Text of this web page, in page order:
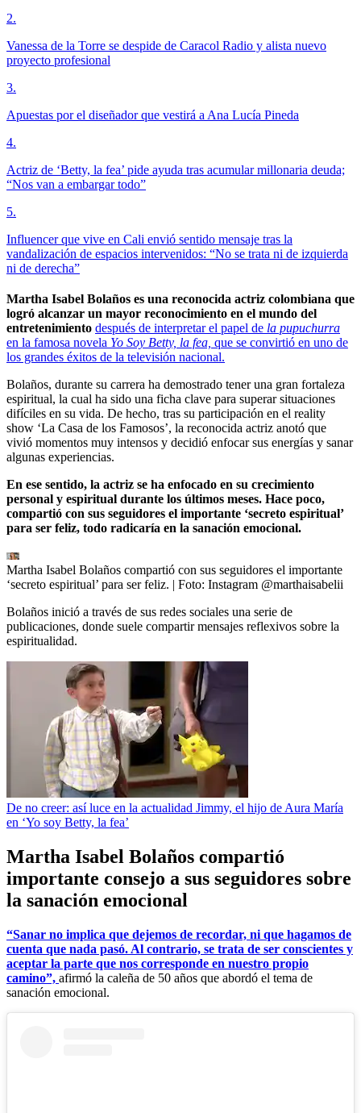
2.
Vanessa de la Torre se despide de Caracol Radio y alista nuevo
proyecto profesional
3.
Apuestas por el diseñador que vestirá a Ana Lucía Pineda
4.
Actriz de ‘Betty, la fea’ pide ayuda tras acumular millonaria deuda;
“Nos van a embargar todo”
5.
Influencer que vive en Cali envió sentido mensaje tras la
vandalización de espacios intervenidos: “No se trata ni de izquierda
ni de derecha”
Martha Isabel Bolaños es una reconocida actriz colombiana que
logró alcanzar un mayor reconocimiento en el mundo del
entretenimiento después de interpretar el papel de la pupuchurra
en la famosa novela Yo Soy Betty, la fea, que se convirtió en uno de
los grandes éxitos de la televisión nacional.
Bolaños, durante su carrera ha demostrado tener una gran fortaleza
espiritual, la cual ha sido una ficha clave para superar situaciones
difíciles en su vida. De hecho, tras su participación en el reality
show ‘La Casa de los Famosos’, la reconocida actriz anotó que
vivió momentos muy intensos y decidió enfocar sus energías y sanar
algunas experiencias.
En ese sentido, la actriz se ha enfocado en su crecimiento
personal y espiritual durante los últimos meses. Hace poco,
compartió con sus seguidores el importante ‘secreto espiritual’
para ser feliz, todo radicaría en la sanación emocional.
Martha Isabel Bolaños compartió con sus seguidores el importante
‘secreto espiritual’ para ser feliz. | Foto: Instagram @marthaisabelii
Bolaños inició a través de sus redes sociales una serie de
publicaciones, donde suele compartir mensajes reflexivos sobre la
espiritualidad.
De no creer: así luce en la actualidad Jimmy, el hijo de Aura María
en ‘Yo soy Betty, la fea’
Martha Isabel Bolaños compartió
importante consejo a sus seguidores sobre
la sanación emocional
“Sanar no implica que dejemos de recordar, ni que hagamos de
cuenta que nada pasó. Al contrario, se trata de ser conscientes y
aceptar la parte que nos corresponde en nuestro propio
camino”, afirmó la caleña de 50 años que abordó el tema de
sanación emocional.